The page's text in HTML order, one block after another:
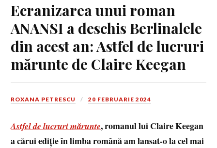
Ecranizarea unui roman
ANANSI a deschis Berlinalele
din acest an: Astfel de lucruri
mărunte de Claire Keegan
ROXANA PETRESCU 20 FEBRUARIE 2024
Astfel de lucruri mărunte, romanul lui Claire Keegan
a cărui ediție în limba română am lansat-o la cel mai